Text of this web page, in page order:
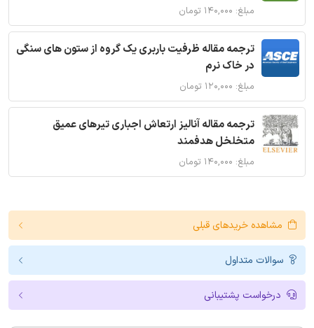
مبلغ: ۱۴۰,۰۰۰ تومان
ترجمه مقاله ظرفیت باربری یک گروه از ستون های سنگی
در خاک نرم
مبلغ: ۱۲۰,۰۰۰ تومان
ترجمه مقاله آنالیز ارتعاش اجباری تیرهای عمیق
متخلخل هدفمند
مبلغ: ۱۴۰,۰۰۰ تومان
مشاهده خریدهای قبلی
سوالات متداول
درخواست پشتیبانی